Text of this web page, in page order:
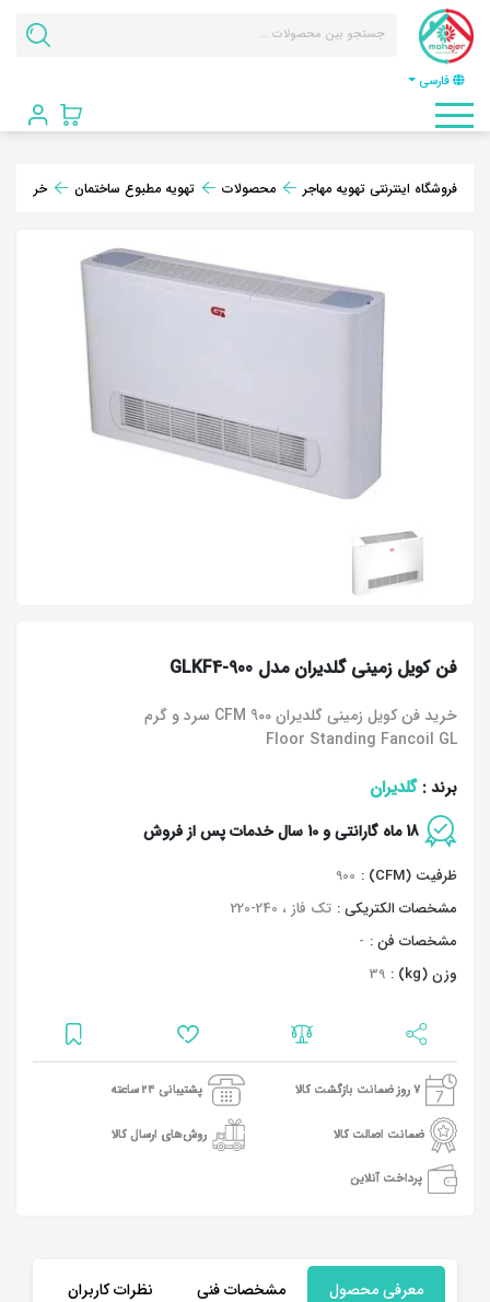
فارسی
فروشگاه اینترنتی تهویه مهاجر محصولات تهویه مطبوع ساختمان خرید
فن کویل زمینی گلدیران مدل GLKF4-900
خرید فن کویل زمینی گلدیران 900 CFM سرد و گرم
Floor Standing Fancoil GL
برند : گلدیران
18 ماه گارانتی و 10 سال خدمات پس از فروش
ظرفیت (CFM) :
900
مشخصات الکتریکی : تک فاز ، 240-220
مشخصات فن : -
وزن (kg) :
39
7 روز ضمانت بازگشت کالا پشتیبانی 24 ساعته
ضمانت اصالت کالا روش‌های ارسال کالا
پرداخت آنلاین
معرفی محصول مشخصات فنی نظرات کاربران